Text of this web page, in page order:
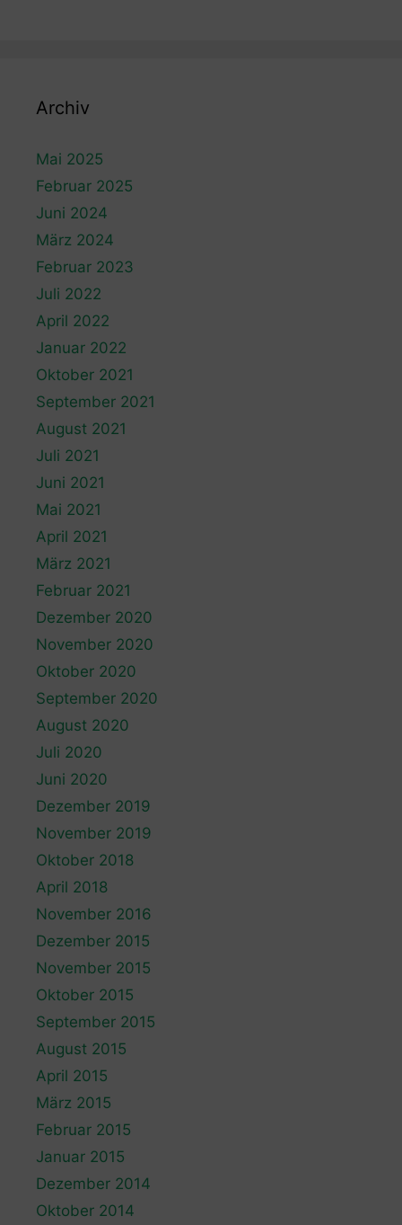
Archiv
Mai 2025
Februar 2025
Juni 2024
März 2024
Februar 2023
Juli 2022
April 2022
Januar 2022
Oktober 2021
September 2021
August 2021
Juli 2021
Juni 2021
Mai 2021
April 2021
März 2021
Februar 2021
Dezember 2020
November 2020
Oktober 2020
September 2020
August 2020
Juli 2020
Juni 2020
Dezember 2019
November 2019
Oktober 2018
April 2018
November 2016
Dezember 2015
November 2015
Oktober 2015
September 2015
August 2015
April 2015
März 2015
Februar 2015
Januar 2015
Dezember 2014
Oktober 2014